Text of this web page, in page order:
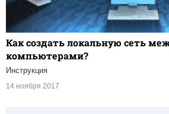
Как создать локальную сеть
компьютерами?
Инструкция
14 ноября 2017